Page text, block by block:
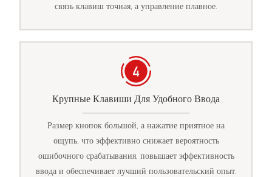
связь клавиш точная, а управление плавное.
Крупные Клавиши Для Удобного Ввода
Размер кнопок большой, а нажатие приятное на
ощупь, что эффективно снижает вероятность
ошибочного срабатывания, повышает эффективность
ввода и обеспечивает лучший пользовательский опыт.